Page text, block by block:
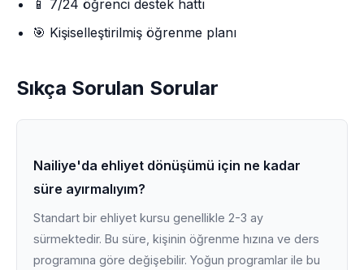
📱 7/24 öğrenci destek hattı
🎯 Kişiselleştirilmiş öğrenme planı
Sıkça Sorulan Sorular
Nailiye'da ehliyet dönüşümü için ne kadar
süre ayırmalıyım?
Standart bir ehliyet kursu genellikle 2-3 ay
sürmektedir. Bu süre, kişinin öğrenme hızına ve ders
programına göre değişebilir. Yoğun programlar ile bu